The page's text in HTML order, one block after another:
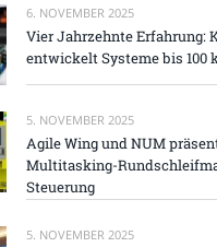
6. NOVEMBER 2025
Vier Jahrzehnte Erfahrung:
entwickelt Systeme bis 100
5. NOVEMBER 2025
Agile Wing und NUM
Multitasking-
Steuerung
5. NOVEMBER 2025